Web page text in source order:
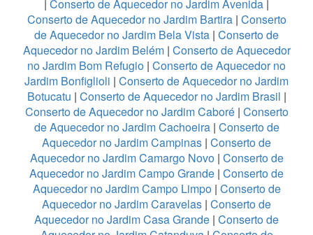
| Conserto de Aquecedor no Jardim Avenida |
Conserto de Aquecedor no Jardim Bartira| Conserto
de Aquecedor no Jardim Bela Vista | Conserto de
Aquecedor no Jardim Belém| Conserto de Aquecedor
no Jardim Bom Refugio | Conserto de Aquecedor no
Jardim Bonfiglioli | Conserto de Aquecedor no Jardim
Botucatu | Conserto de Aquecedor no Jardim Brasil |
Conserto de Aquecedor no Jardim Caboré| Conserto
de Aquecedor no Jardim Cachoeira| Conserto de
Aquecedor no Jardim Campinas | Conserto de
Aquecedor no Jardim Camargo Novo| Conserto de
Aquecedor no Jardim Campo Grande | Conserto de
Aquecedor no Jardim Campo Limpo| Conserto de
Aquecedor no Jardim Caravelas | Conserto de
Aquecedor no Jardim Casa Grande | Conserto de